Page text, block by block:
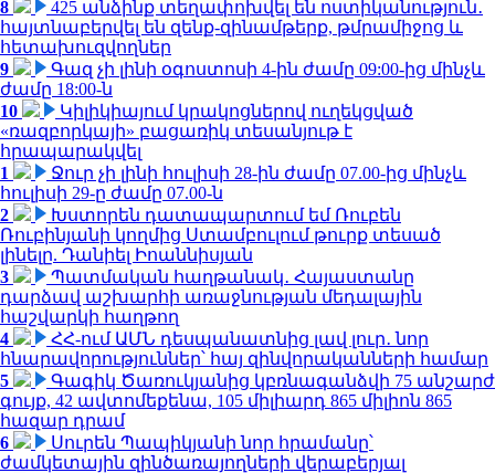
8
425 անձինք տեղափոխվել են ոստիկանություն․
հայտնաբերվել են զենք-զինամթերք, թմրամիջոց և
հետախուզվողներ
9
Գազ չի լինի օգոստոսի 4-ին ժամը 09:00-ից մինչև
ժամը 18:00-ն
10
Կիլիկիայում կրակոցներով ուղեկցված
«ռազբորկայի» բացառիկ տեսանյութ է
հրապարակվել
1
Ջուր չի լինի հուլիսի 28-ին ժամը 07.00-ից մինչև
հուլիսի 29-ը ժամը 07.00-ն
2
Խստորեն դատապարտում եմ Ռուբեն
Ռուբինյանի կողմից Ստամբուլում թուրք տեսած
լինելը. Դանիել Իոաննիսյան
3
Պատմական հաղթանակ․ Հայաստանը
դարձավ աշխարհի առաջնության մեդալային
հաշվարկի հաղթող
4
ՀՀ-ում ԱՄՆ դեսպանատնից լավ լուր․ նոր
հնարավորություններ՝ հայ զինվորականների համար
5
Գագիկ Ծառուկյանից կբռնագանձվի 75 անշարժ
գույք, 42 ավտոմեքենա, 105 միլիարդ 865 միլիոն 865
հազար դրամ
6
Սուրեն Պապիկյանի նոր հրամանը՝
ժամկետային զինծառայողների վերաբերյալ